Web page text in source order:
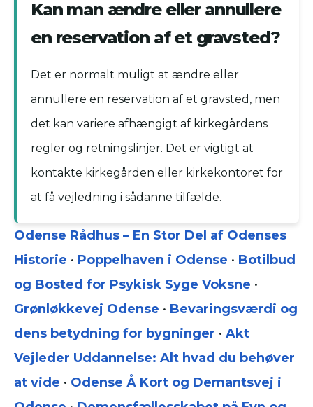
Kan man ændre eller annullere
en reservation af et gravsted?
Det er normalt muligt at ændre eller
annullere en reservation af et gravsted, men
det kan variere afhængigt af kirkegårdens
regler og retningslinjer. Det er vigtigt at
kontakte kirkegården eller kirkekontoret for
at få vejledning i sådanne tilfælde.
Odense Rådhus – En Stor Del af Odenses
Historie • Poppelhaven i Odense • Botilbud
og Bosted for Psykisk Syge Voksne •
Grønløkkevej Odense • Bevaringsværdi og
dens betydning for bygninger • Akt
Vejleder Uddannelse: Alt hvad du behøver
at vide • Odense Å Kort og Demantsvej i